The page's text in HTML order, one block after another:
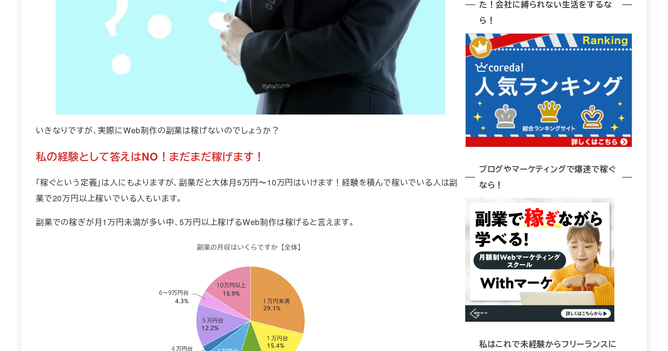
いきなりですが、実際にWeb制作の副業は稼げないのでしょうか？
私の経験として答えはNO！まだまだ稼げます！
「稼ぐという定義」は人にもよりますが、副業だと大体月5万円〜10万円はいけます！経験を積んで稼いでいる人は副
業で20万円以上稼いでいる人もいます。
副業での稼ぎが月1万円未満が多い中、5万円以上稼げるWeb制作は稼げると言えます。
た！会社に縛られない生活をするな
ら！
ブログやマーケティングで爆速で稼ぐ
なら！
私はこれで未経験からフリーランスに